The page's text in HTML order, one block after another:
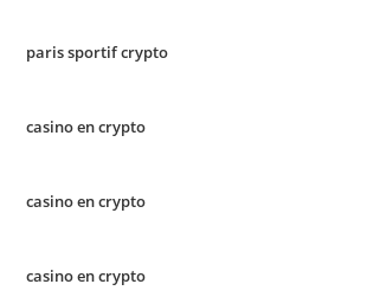
paris sportif crypto
casino en crypto
casino en crypto
casino en crypto